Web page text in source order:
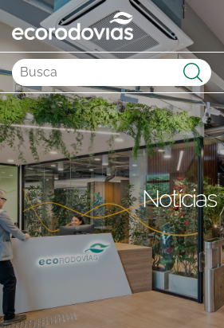
Enviar
Notícias